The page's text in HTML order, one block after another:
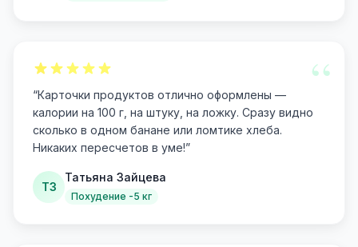
“
“Карточки продуктов отлично оформлены —
калории на 100 г, на штуку, на ложку. Сразу видно
сколько в одном банане или ломтике хлеба.
Никаких пересчетов в уме!”
ТЗ
Татьяна Зайцева
Похудение -5 кг